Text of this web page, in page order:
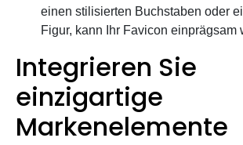
einen stilisierten Buchstaben oder
Figur, kann Ihr Favicon einprägsam
Integrieren Sie
einzigartige
Markenelemente